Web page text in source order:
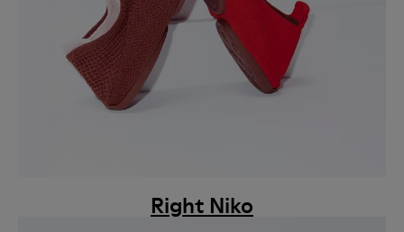
Right Niko